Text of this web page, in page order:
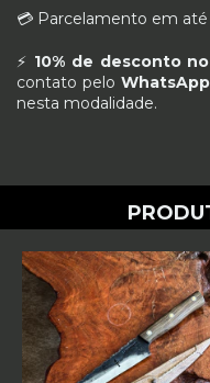
💳 Parcelamento em até
⚡ 10% de desconto
contato pelo
nesta modalidade.